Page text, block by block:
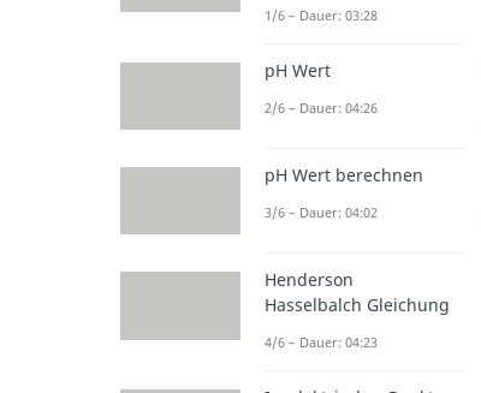
1/6 – Dauer: 03:28
pH Wert
2/6 – Dauer: 04:26
pH Wert berechnen
3/6 – Dauer: 04:02
Henderson
Hasselbalch Gleichung
4/6 – Dauer: 04:23